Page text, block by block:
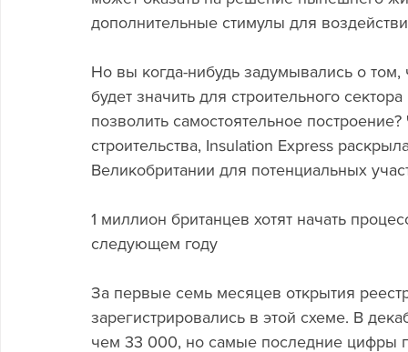
дополнительные стимулы для
Но вы когда-нибудь задумывались о
будет значить для строительного
позволить самостоятельное
строительства, Insulation Express
Великобритании для потенциальных
1 миллион британцев хотят начать
следующем году
За первые семь месяцев открытия
зарегистрировались в этой схеме. В
чем 33 000, но самые последние цифры